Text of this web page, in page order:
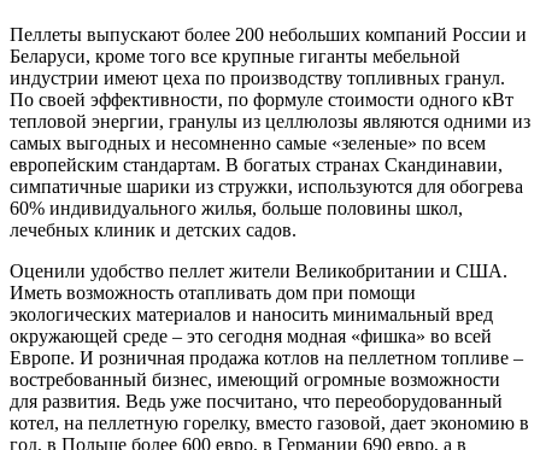
Пеллеты выпускают более 200 небольших компаний России и
Беларуси, кроме того все крупные гиганты мебельной
индустрии имеют цеха по производству топливных гранул.
По своей эффективности, по формуле стоимости одного кВт
тепловой энергии, гранулы из целлюлозы являются одними из
самых выгодных и несомненно самые «зеленые» по всем
европейским стандартам. В богатых странах Скандинавии,
симпатичные шарики из стружки, используются для обогрева
60% индивидуального жилья, больше половины школ,
лечебных клиник и детских садов.
Оценили удобство пеллет жители Великобритании и США.
Иметь возможность отапливать дом при помощи
экологических материалов и наносить минимальный вред
окружающей среде – это сегодня модная «фишка» во всей
Европе. И розничная продажа котлов на пеллетном топливе –
востребованный бизнес, имеющий огромные возможности
для развития. Ведь уже посчитано, что переоборудованный
котел, на пеллетную горелку, вместо газовой, дает экономию в
год, в Польше более 600 евро, в Германии 690 евро, а в